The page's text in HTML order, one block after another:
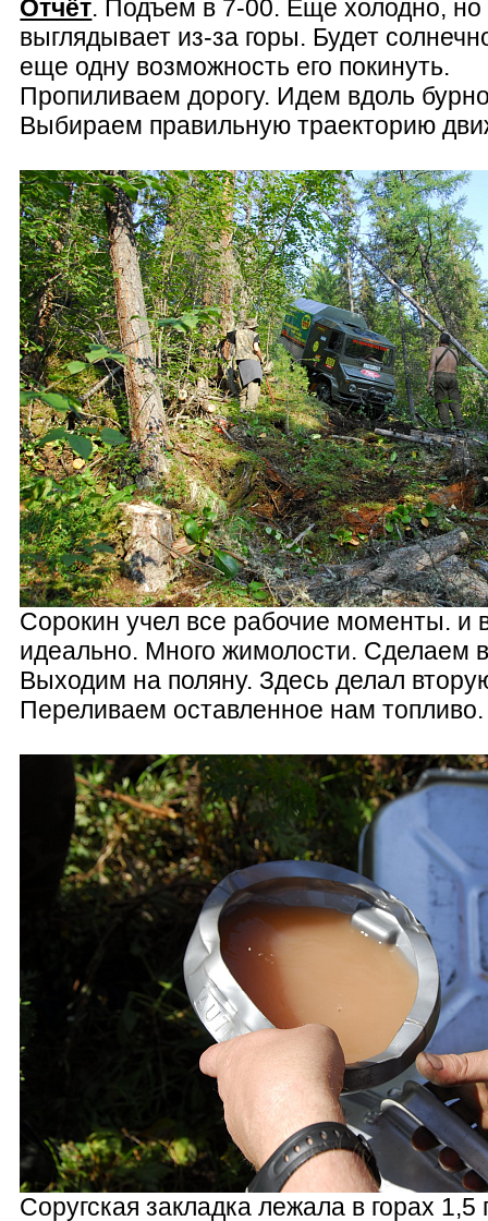
Отчёт. Подъем в 7-00. Еще холодно, но
выглядывает из-за горы. Будет
еще одну возможность его покинуть.
Пропиливаем дорогу. Идем вдоль
Выбираем правильную траекторию
Сорокин учел все рабочие моменты. и
идеально. Много жимолости. Сделаем
Выходим на поляну. Здесь делал
Переливаем оставленное нам топливо.
Соругская закладка лежала в горах 1,5